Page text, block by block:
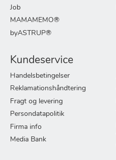
Job
MAMAMEMO®
byASTRUP®
Kundeservice
Handelsbetingelser
Reklamationshåndtering
Fragt og levering
Persondatapolitik
Firma info
Media Bank